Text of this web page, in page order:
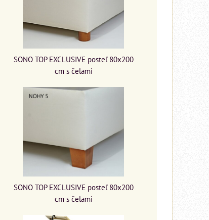
SONO TOP EXCLUSIVE posteľ 80x200
cm s čelami
SONO TOP EXCLUSIVE posteľ 80x200
cm s čelami